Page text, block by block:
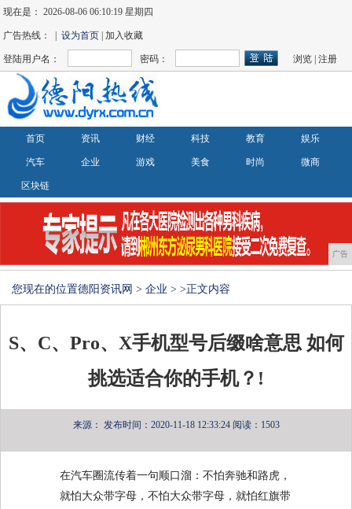
现在是：2026-08-06 06:10:20 星期四
广告热线： |设为首页 | 加入收藏
登陆用户名： 密码： 浏览 |注册
首页 资讯 财经 科技 教育 娱乐
汽车 企业 游戏 美食 时尚 微商
区块链
广告
您现在的位置德阳资讯网 > 企业 > >正文内容
S、C、Pro、X手机型号后缀啥意思 如何
挑选适合你的手机？!
来源： 发布时间：2020-11-18 12:33:24 阅读：1503
在汽车圈流传着一句顺口溜：不怕奔驰和路虎，
就怕大众带字母，不怕大众带字母，就怕红旗带